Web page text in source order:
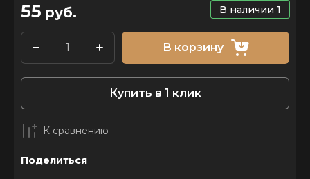
В наличии 1
55 руб.
В корзину
Купить в 1 клик
К сравнению
Поделиться